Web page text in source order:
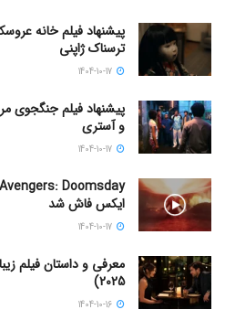
ترسناک ژاپنی
و آستری
ایکس فاش شد
2025)